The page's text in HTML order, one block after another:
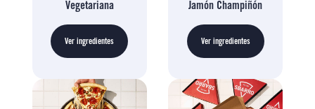
Vegetariana
Ver ingredientes
Jamón Champiñón
Ver ingredientes